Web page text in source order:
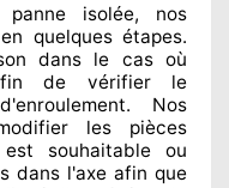
isolée, nos
en quelques étapes.
dans le cas où
de vérifier le
Nos
les pièces
souhaitable ou
dans l'axe afin que